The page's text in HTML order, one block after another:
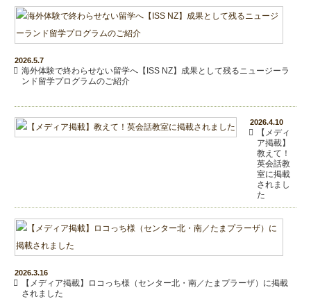
2026.5.7
海外体験で終わらせない留学へ【ISS NZ】成果として残るニュージーラ
ンド留学プログラムのご紹介
2026.4.10
【メディ
ア掲載】
教えて！
英会話教
室に掲載
されまし
た
2026.3.16
【メディア掲載】ロコっち様（センター北・南／たまプラーザ）に掲載
されました